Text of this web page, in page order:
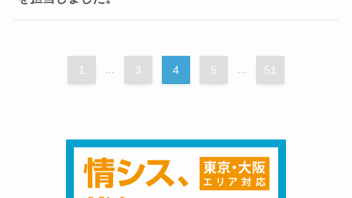
1 3 4 5 51